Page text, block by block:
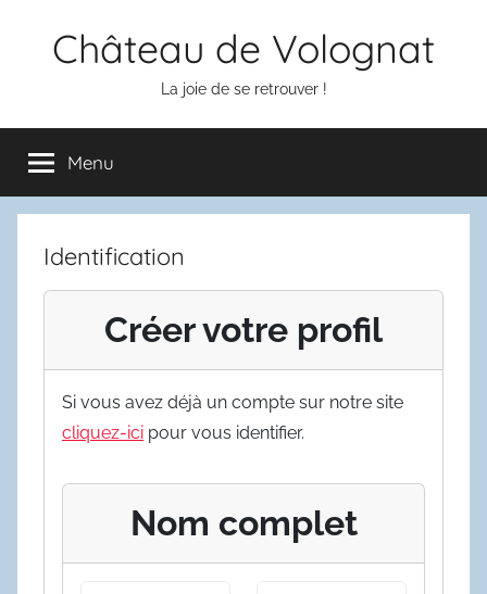
Château de Volognat
La joie de se retrouver !
Menu
Identification
Créer votre profil
Si vous avez déjà un compte sur notre site
cliquez-ici pour vous identifier.
Nom complet